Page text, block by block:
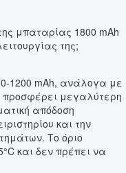
μπαταρίας 1800 mAh
της;
1200 mAh, ανάλογα με
προσφέρει μεγαλύτερη
απόδοση
και την
Το όριο
και δεν πρέπει να